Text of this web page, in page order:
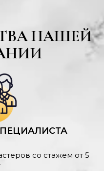
НАШЕЙ
со стажем от 5